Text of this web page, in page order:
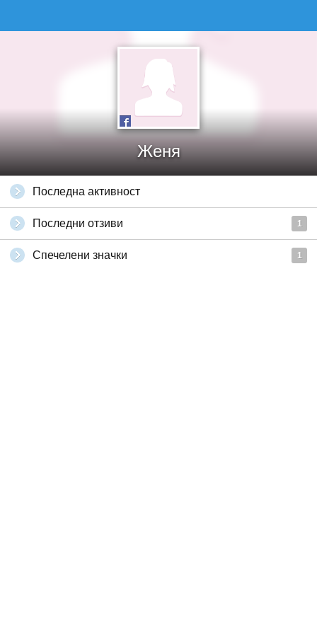
Женя
Последна активност
Последни отзиви 1
Спечелени значки 1